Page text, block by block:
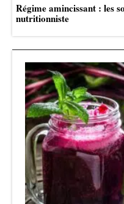
Régime amincissant : les
nutritionniste